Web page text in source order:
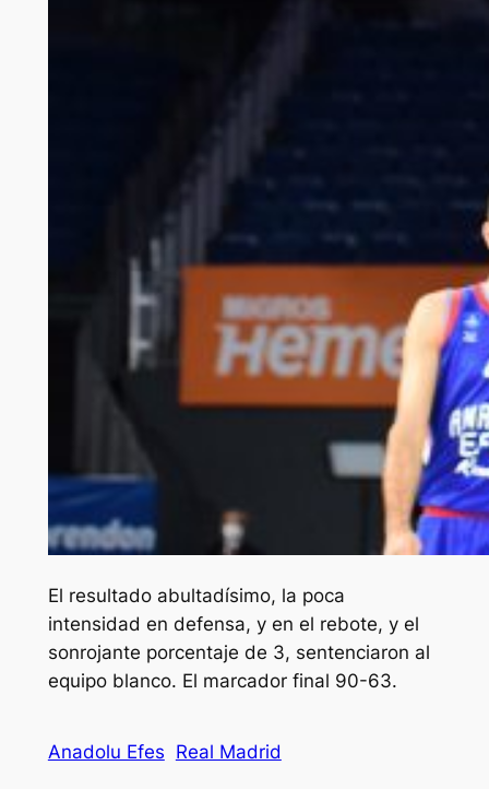
El resultado abultadísimo, la poca
intensidad en defensa, y en el rebote, y el
sonrojante porcentaje de 3, sentenciaron al
equipo blanco. El marcador final 90-63.
Anadolu Efes Real Madrid